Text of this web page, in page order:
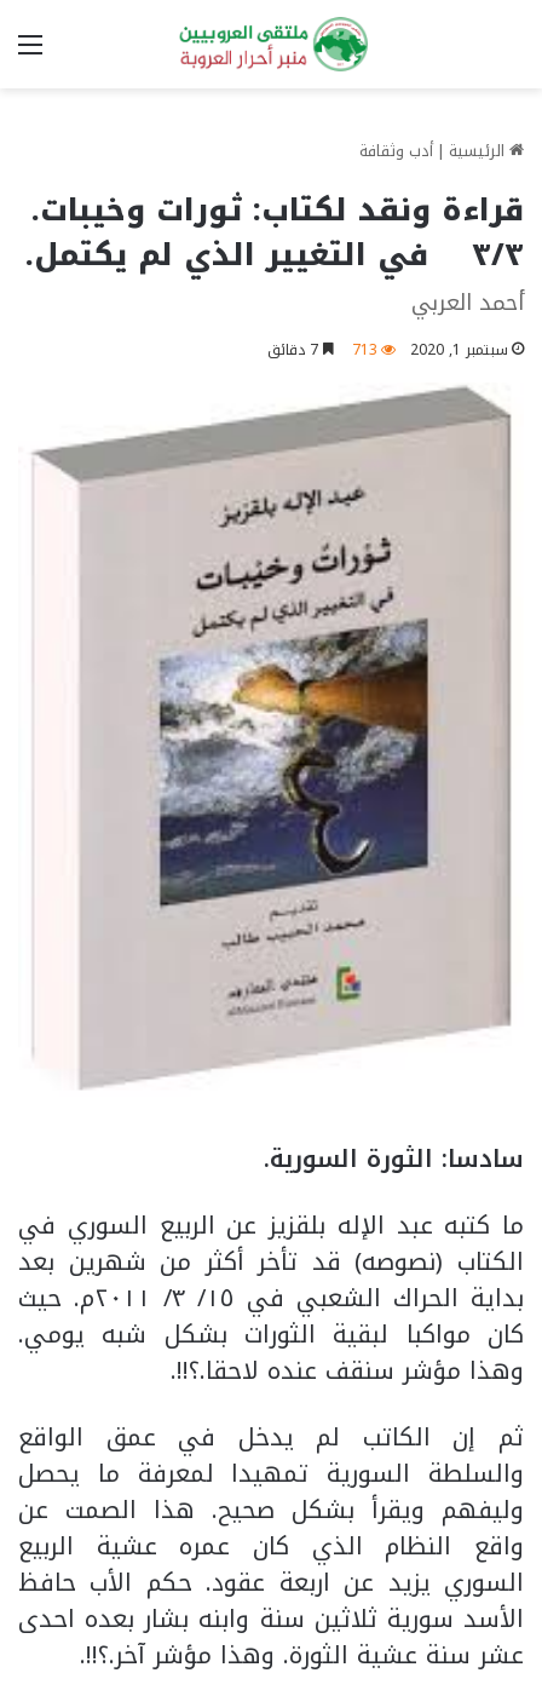
الرئيسية | أدب وثقافة
قراءة ونقد لكتاب: ثورات وخيبات.
٣/٣ في التغيير الذي لم يكتمل.
أحمد العربي
سبتمبر 1, 2020 713
سادسا: الثورة السورية.
ما كتبه عبد الإله بلقزيز عن الربيع السوري في
الكتاب (نصوصه) قد تأخر أكثر من شهرين بعد
بداية الحراك الشعبي في ١٥/ ٣/ ٢٠١١م. حيث
كان مواكبا لبقية الثورات بشكل شبه يومي.
وهذا مؤشر سنقف عنده لاحقا.؟!!.
ثم إن الكاتب لم يدخل في عمق الواقع
والسلطة السورية تمهيدا لمعرفة ما يحصل
وليفهم ويقرأ بشكل صحيح. هذا الصمت عن
واقع النظام الذي كان عمره عشية الربيع
السوري يزيد عن اربعة عقود. حكم الأب حافظ
الأسد سورية ثلاثين سنة وابنه بشار بعده احدى
عشر سنة عشية الثورة. وهذا مؤشر آخر.؟!!.